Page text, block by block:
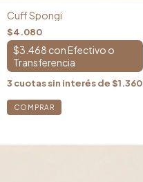
Cuff Spongi
$4.080
$3.468 con
3 cuotas sin interés de$1.360